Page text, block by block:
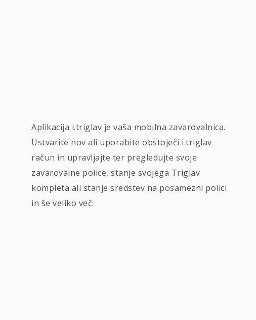
Aplikacija i.triglav je vaša mobilna zavarovalnica.
Ustvarite nov ali uporabite obstoječi i.triglav
račun in upravljajte ter pregledujte svoje
zavarovalne police, stanje svojega Triglav
kompleta ali stanje sredstev na posamezni polici
in še veliko več.